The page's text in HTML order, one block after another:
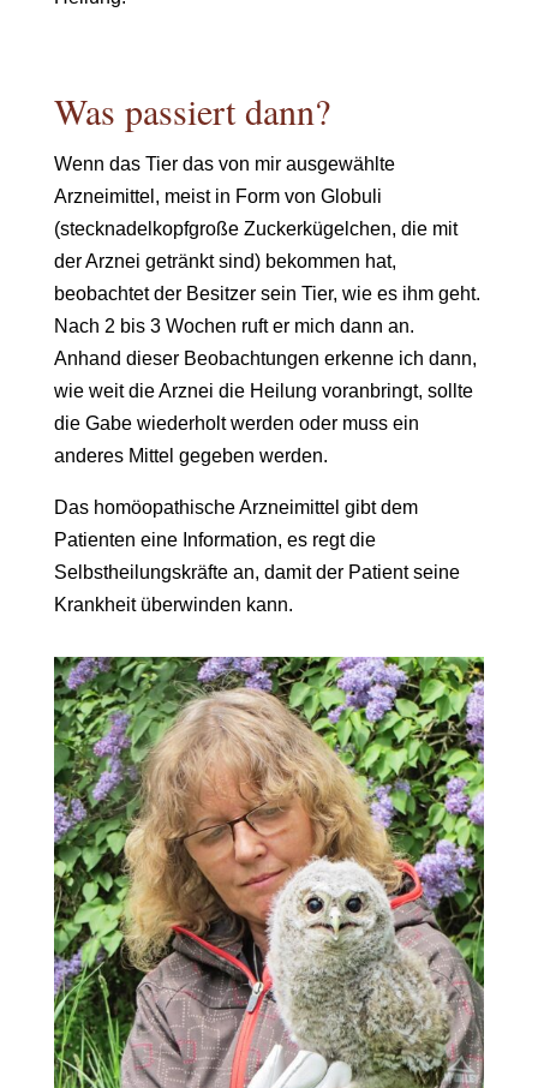
Was passiert dann?
Wenn das Tier das von mir ausgewählte
Arzneimittel, meist in Form von Globuli
(stecknadelkopfgroße Zuckerkügelchen, die mit
der Arznei getränkt sind) bekommen hat,
beobachtet der Besitzer sein Tier, wie es ihm geht.
Nach 2 bis 3 Wochen ruft er mich dann an.
Anhand dieser Beobachtungen erkenne ich dann,
wie weit die Arznei die Heilung voranbringt, sollte
die Gabe wiederholt werden oder muss ein
anderes Mittel gegeben werden.
Das homöopathische Arzneimittel gibt dem
Patienten eine Information, es regt die
Selbstheilungskräfte an, damit der Patient seine
Krankheit überwinden kann.